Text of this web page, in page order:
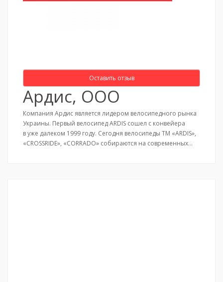
Оставить отзыв
Ардис, ООО
Компания Ардис является лидером велосипедного рынка
Украины. Первый велосипед ARDIS сошел с конвейера
в уже далеком 1999 году. Сегодня велосипеды ТМ «ARDIS»,
«CROSSRIDE», «CORRADO» собираются на современных…